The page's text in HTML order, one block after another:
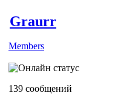
Graurr
Members
139 сообщений